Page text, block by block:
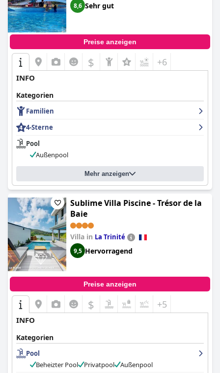
8,6 Sehr gut
Preise anzeigen
$ +6
INFO
Kategorien
Familien
4-Sterne
Pool
Außenpool
Mehr anzeigen
Sublime Villa Piscine - Trésor de la
Baie
Villa in La Trinité
9,5 Hervorragend
Preise anzeigen
$ +5
INFO
Kategorien
Pool
Beheizter Pool
Privatpool
Außenpool